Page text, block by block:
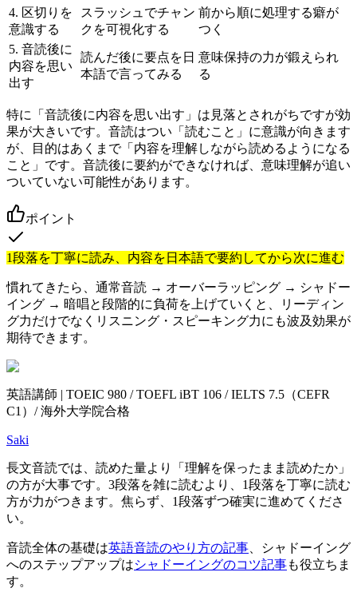
4. 区切りを
意識する
スラッシュでチャン
クを可視化する
前から順に処理する癖が
つく
5. 音読後に
内容を思い
出す
読んだ後に要点を日
本語で言ってみる
意味保持の力が鍛えられ
る
特に「音読後に内容を思い出す」は見落とされがちですが効
果が大きいです。音読はつい「読むこと」に意識が向きます
が、目的はあくまで「内容を理解しながら読めるようになる
こと」です。音読後に要約ができなければ、意味理解が追い
ついていない可能性があります。
ポイント
1段落を丁寧に読み、内容を日本語で要約してから次に進む
慣れてきたら、通常音読 → オーバーラッピング → シャドー
イング → 暗唱と段階的に負荷を上げていくと、リーディン
グ力だけでなくリスニング・スピーキング力にも波及効果が
期待できます。
英語講師 | TOEIC 980 / TOEFL iBT 106 / IELTS 7.5（CEFR
C1）/ 海外大学院合格
Saki
長文音読では、読めた量より「理解を保ったまま読めたか」
の方が大事です。3段落を雑に読むより、1段落を丁寧に読む
方が力がつきます。焦らず、1段落ずつ確実に進めてくださ
い。
音読全体の基礎は英語音読のやり方の記事 、シャドーイング
へのステップアップはシャドーイングのコツ記事も役立ちま
す。